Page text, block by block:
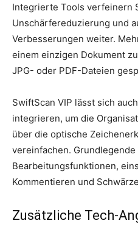
Integrierte Tools verfeinern
Unschärfereduzierung und
Verbesserungen weiter.
einem einzigen Dokument
JPG- oder PDF-Dateien
SwiftScan VIP lässt sich
integrieren, um die
über die optische
vereinfachen. Grundlegende
Bearbeitungsfunktionen,
Kommentieren und
Zusätzliche Tech-